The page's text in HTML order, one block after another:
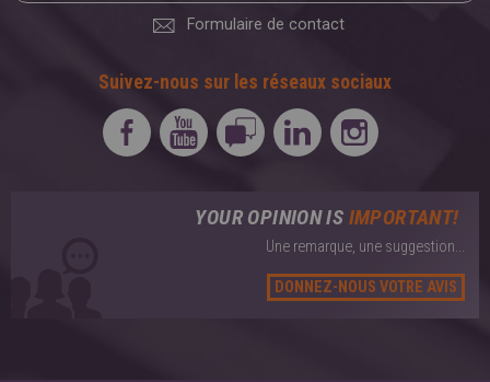
Formulaire de contact
Suivez-nous sur les réseaux sociaux
YOUR OPINION IS IMPORTANT!
Une remarque, une suggestion...
DONNEZ-NOUS VOTRE AVIS